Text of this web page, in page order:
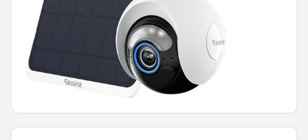
Foscam
Teceye
Smartwares
ieGeek